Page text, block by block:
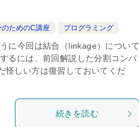
のためのC講座 プログラミング
に今回は結合（linkage）について
るには、前回解説した分割コンパ
怪しい方は復習しておいてくだ
続きを読む